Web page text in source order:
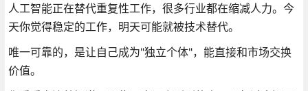
人工智能正在替代重复性工作，很多行业都在缩减人力。今
天你觉得稳定的工作，明天可能就被技术替代。
唯一可靠的，是让自己成为"独立个体"，能直接和市场交换
价值。